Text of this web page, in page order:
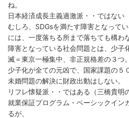
ね。
日本経済成長主義過激派・・ではない
むしろ、SDGsを満たす障害となって
には、一度落ちる所まで落ちても構わ
障害となっている社会問題とは、少子
滅＝東京一極集中、非正規格差の３つ。
少子化が全ての元凶で、国家課題の５
未婚問題の解決に財政出動はしない。
リフレ懐疑派・・ではある（三橋貴明
就業保証プログラム・ベーシックイン
るが、